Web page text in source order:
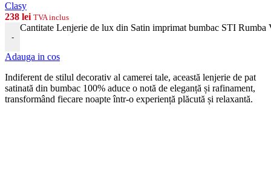
Clasy
238 lei TVA inclus
-
Cantitate Lenjerie de lux din Satin imprimat bumbac STI Rumba
Adauga in cos
Indiferent de stilul decorativ al camerei tale, această lenjerie de pat
satinată din bumbac 100% aduce o notă de eleganță și rafinament,
transformând fiecare noapte într-o experiență plăcută și relaxantă.